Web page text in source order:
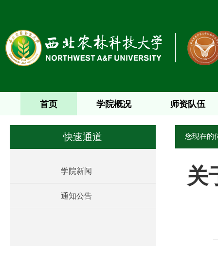
首页 学院概况 师资队伍
快速通道
学院新闻
通知公告
您现在的
关